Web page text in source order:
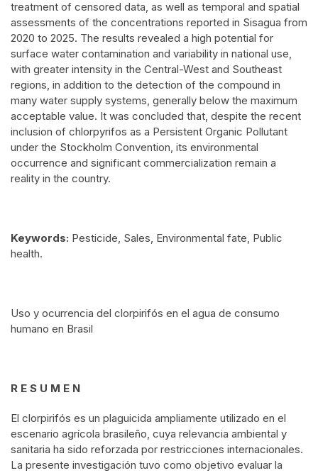
treatment of censored data, as well as temporal and spatial
assessments of the concentrations reported in Sisagua from
2020 to 2025. The results revealed a high potential for
surface water contamination and variability in national use,
with greater intensity in the Central-West and Southeast
regions, in addition to the detection of the compound in
many water supply systems, generally below the maximum
acceptable value. It was concluded that, despite the recent
inclusion of chlorpyrifos as a Persistent Organic Pollutant
under the Stockholm Convention, its environmental
occurrence and significant commercialization remain a
reality in the country.
Keywords: Pesticide, Sales, Environmental fate, Public
health.
Uso y ocurrencia del clorpirifós en el agua de consumo
humano en Brasil
R E S U M E N
El clorpirifós es un plaguicida ampliamente utilizado en el
escenario agrícola brasileño, cuya relevancia ambiental y
sanitaria ha sido reforzada por restricciones internacionales.
La presente investigación tuvo como objetivo evaluar la